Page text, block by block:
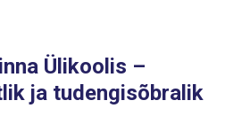
Ülikoolis –
ja tudengisõbralik